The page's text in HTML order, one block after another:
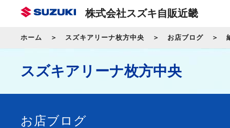
株式会社スズキ自販近畿
ホーム スズキアリーナ枚方中央 お店ブログ
スズキアリーナ枚方中央
お店ブログ